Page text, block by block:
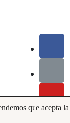
que acepta la